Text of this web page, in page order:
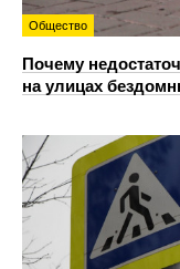
Общество
Почему
на улицах